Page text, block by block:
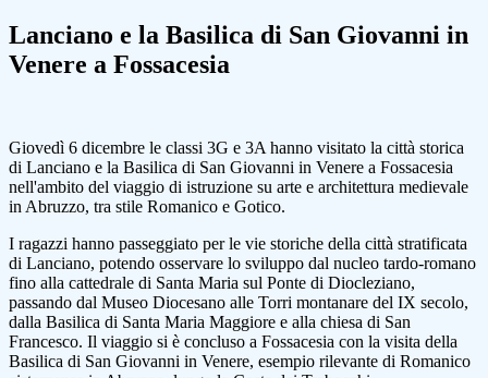
Lanciano e la Basilica di San Giovanni in
Venere a Fossacesia
Giovedì 6 dicembre le classi 3G e 3A hanno visitato la città storica
di Lanciano e la Basilica di San Giovanni in Venere a Fossacesia
nell'ambito del viaggio di istruzione su arte e architettura medievale
in Abruzzo, tra stile Romanico e Gotico.
I ragazzi hanno passeggiato per le vie storiche della città stratificata
di Lanciano, potendo osservare lo sviluppo dal nucleo tardo-romano
fino alla cattedrale di Santa Maria sul Ponte di Diocleziano,
passando dal Museo Diocesano alle Torri montanare del IX secolo,
dalla Basilica di Santa Maria Maggiore e alla chiesa di San
Francesco. Il viaggio si è concluso a Fossacesia con la visita della
Basilica di San Giovanni in Venere, esempio rilevante di Romanico